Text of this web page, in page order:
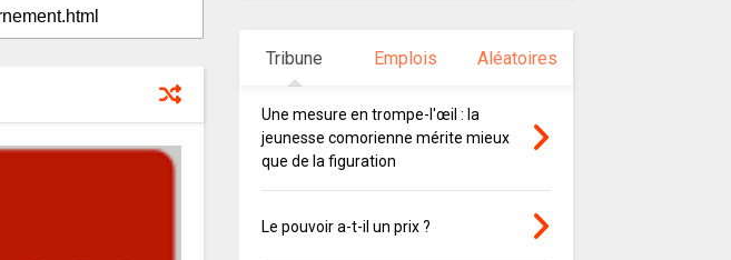
Tribune Emplois Aléatoires
Une mesure en trompe-l'œil : la
jeunesse comorienne mérite mieux
que de la figuration
Le pouvoir a-t-il un prix ?